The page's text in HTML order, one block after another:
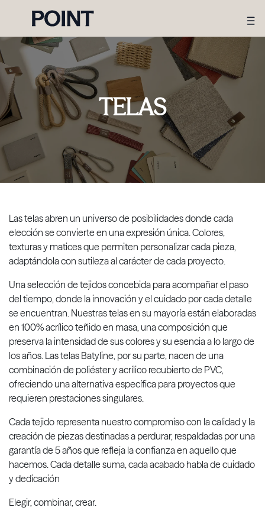
TELAS
Las telas abren un universo de posibilidades donde cada
elección se convierte en una expresión única. Colores,
texturas y matices que permiten personalizar cada pieza,
adaptándola con sutileza al carácter de cada proyecto.
Una selección de tejidos concebida para acompañar el paso
del tiempo, donde la innovación y el cuidado por cada detalle
se encuentran. Nuestras telas en su mayoría están elaboradas
en 100% acrílico teñido en masa, una composición que
preserva la intensidad de sus colores y su esencia a lo largo de
los años. Las telas Batyline, por su parte, nacen de una
combinación de poliéster y acrílico recubierto de PVC,
ofreciendo una alternativa específica para proyectos que
requieren prestaciones singulares.
Cada tejido representa nuestro compromiso con la calidad y la
creación de piezas destinadas a perdurar, respaldadas por una
garantía de 5 años que refleja la confianza en aquello que
hacemos. Cada detalle suma, cada acabado habla de cuidado
y dedicación
Elegir, combinar, crear.